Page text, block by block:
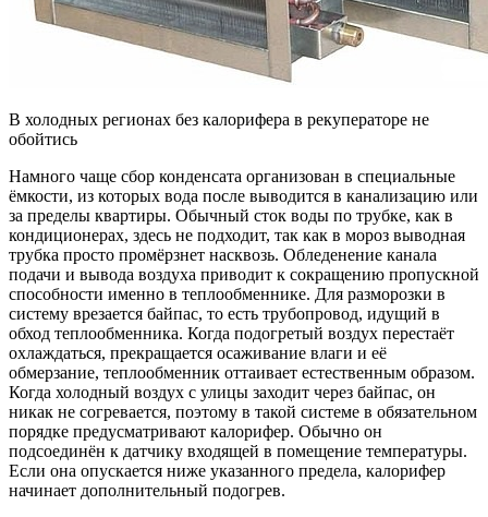
В холодных регионах без калорифера в рекуператоре не
обойтись
Намного чаще сбор конденсата организован в специальные
ёмкости, из которых вода после выводится в канализацию или
за пределы квартиры. Обычный сток воды по трубке, как в
кондиционерах, здесь не подходит, так как в мороз выводная
трубка просто промёрзнет насквозь. Обледенение канала
подачи и вывода воздуха приводит к сокращению пропускной
способности именно в теплообменнике. Для разморозки в
систему врезается байпас, то есть трубопровод, идущий в
обход теплообменника. Когда подогретый воздух перестаёт
охлаждаться, прекращается осаживание влаги и её
обмерзание, теплообменник оттаивает естественным образом.
Когда холодный воздух с улицы заходит через байпас, он
никак не согревается, поэтому в такой системе в обязательном
порядке предусматривают калорифер. Обычно он
подсоединён к датчику входящей в помещение температуры.
Если она опускается ниже указанного предела, калорифер
начинает дополнительный подогрев.